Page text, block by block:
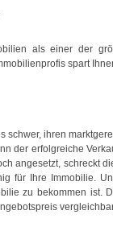
als einer der
spart
ihren
der erfolgreiche
angesetzt, schreckt
für Ihre Immobilie.
zu bekommen ist.